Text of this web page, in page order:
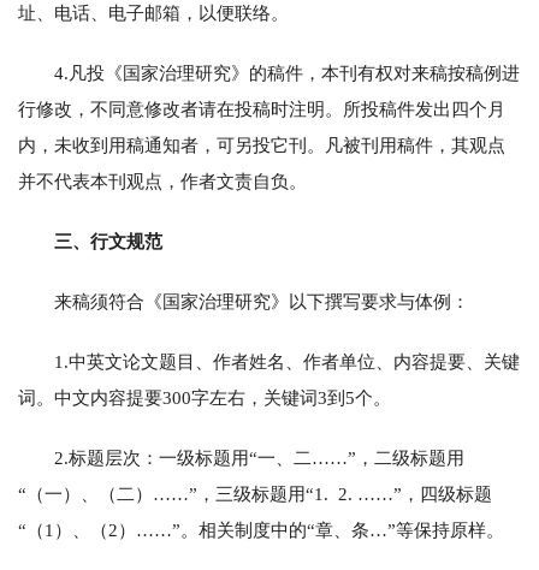
址、电话、电子邮箱，以便联络。
4.凡投《国家治理研究》的稿件，本刊有权对来稿按稿例进
行修改，不同意修改者请在投稿时注明。所投稿件发出四个月
内，未收到用稿通知者，可另投它刊。凡被刊用稿件，其观点
并不代表本刊观点，作者文责自负。
三、行文规范
来稿须符合《国家治理研究》以下撰写要求与体例：
1.中英文论文题目、作者姓名、作者单位、内容提要、关键
词。中文内容提要300字左右，关键词3到5个。
2.标题层次：一级标题用“一、二……”，二级标题用
“（一）、（二）……”，三级标题用“1. 2. ……”，四级标题
“（1）、（2）……”。相关制度中的“章、条…”等保持原样。